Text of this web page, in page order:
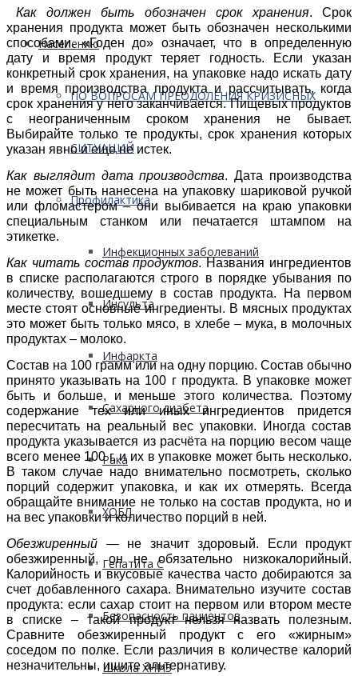
Населению
ПО ВОПРОСАМ ПРЕОДОЛЕНИЯ КРИЗИСНЫХ
СИТУАЦИЙ
Профилактика
Инфекционных заболеваний
Инсульта
Инфаркта
Сахарного диабета
Рака
ХОБЛ
Гепатита С
Безопасность пациентов
Школа ХНИЗ
Как должен быть обозначен
срок хранения. Срок
хранения продукта может быть обозначен несколькими
способами. «Годен до» означает, что в определенную
дату и время продукт теряет годность. Если указан
конкретный срок хранения, на упаковке надо искать дату
и время производства продукта и рассчитывать, когда
срок хранения у него заканчивается. Пищевых продуктов
с неограниченным сроком хранения не бывает.
Выбирайте только те продукты, срок хранения которых
указан явно и еще не истек.
Как выглядит дата производства. Дата производства
не может быть нанесена на упаковку шариковой ручкой
или фломастером – они выбивается на краю упаковки
специальным станком или печатается штампом на
этикетке.
Как читать состав продуктов. Названия ингредиентов
в списке располагаются строго в порядке убывания по
количеству, вошедшему в состав продукта. На первом
месте стоят основные ингредиенты. В мясных продуктах
это может быть только мясо, в хлебе – мука, в молочных
продуктах – молоко.
Состав на 100 грамм или на одну порцию. Состав обычно
принято указывать на 100 г продукта. В упаковке может
быть и больше, и меньше этого количества. Поэтому
содержание тех или иных ингредиентов придется
пересчитать на реальный вес упаковки. Иногда состав
продукта указывается из расчёта на порцию весом чаще
всего менее 100 г, и их в упаковке может быть несколько.
В таком случае надо внимательно посмотреть, сколько
порций содержит упаковка, и как их отмерять. Всегда
обращайте внимание не только на состав продукта, но и
на вес упаковки и количество порций в ней.
Обезжиренный — не значит здоровый. Если продукт
обезжиренный, он не обязательно низкокалорийный.
Калорийность и вкусовые качества часто добираются за
счет добавленного сахара. Внимательно изучите состав
продукта: если сахар стоит на первом или втором месте
в списке – такой продукт нельзя назвать полезным.
Сравните обезжиренный продукт с его «жирным»
соседом по полке. Если различия в количестве калорий
незначительны, ищите альтернативу.